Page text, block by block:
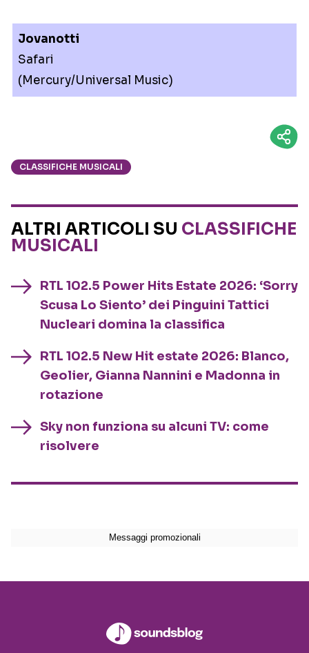
Jovanotti
Safari
(Mercury/Universal Music)
CLASSIFICHE MUSICALI
ALTRI ARTICOLI SU CLASSIFICHE
MUSICALI
RTL 102.5 Power Hits Estate 2026: ‘Sorry
Scusa Lo Siento’ dei Pinguini Tattici
Nucleari domina la classifica
RTL 102.5 New Hit estate 2026: Blanco,
Geolier, Gianna Nannini e Madonna in
rotazione
Sky non funziona su alcuni TV: come
risolvere